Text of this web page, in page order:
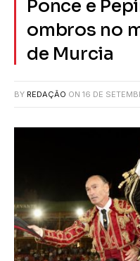
Ponce e
ombros no
de Murcia
BY REDAÇÃO ON 16 DE